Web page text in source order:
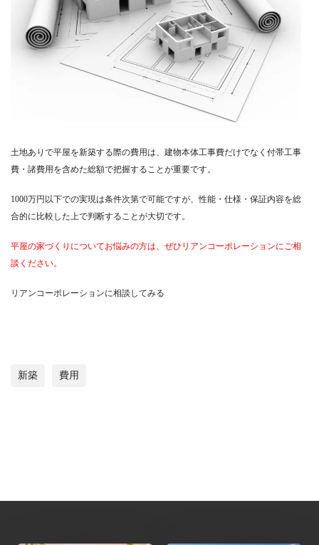
土地ありで平屋を新築する際の費用は、建物本体工事費だけでなく付帯工事
費・諸費用を含めた総額で把握することが重要です。
1000万円以下での実現は条件次第で可能ですが、性能・仕様・保証内容を総
合的に比較した上で判断することが大切です。
平屋の家づくりについてお悩みの方は、ぜひリアンコーポレーションにご相
談ください。
リアンコーポレーションに相談してみる
新築 費用